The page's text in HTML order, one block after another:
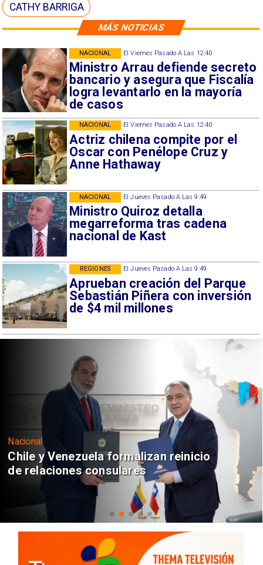
MÁS NOTICIAS
El Viernes Pasado A Las 12:40
Ministro Arrau defiende secreto
bancario y asegura que Fiscalía
logra levantarlo en la mayoría
de casos
NACIONAL
El Viernes Pasado A Las 12:40
Actriz chilena compite por el
Oscar con Penélope Cruz y
Anne Hathaway
NACIONAL
El Jueves Pasado A Las 9:49
Ministro Quiroz detalla
megarreforma tras cadena
nacional de Kast
NACIONAL
El Jueves Pasado A Las 9:49
Aprueban creación del Parque
Sebastián Piñera con inversión
de $4 mil millones
REGIONES
CATHY BARRIGA
Nacional
Feriantes rechazan dichos de Camila
Flores sobre Fabiola Campillai